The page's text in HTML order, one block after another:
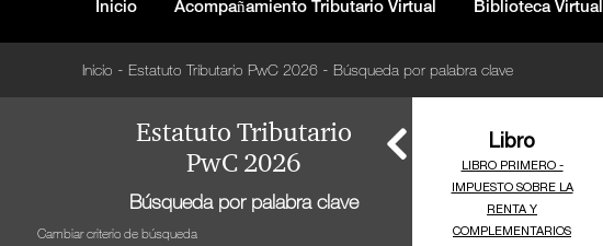
Inicio Acompañamiento Tributario Virtual Biblioteca Virtual
Inicio - Estatuto Tributario PwC 2026 - Búsqueda por palabra clave
Estatuto Tributario
PwC 2026
Búsqueda por palabra clave
Cambiar criterio de búsqueda
Artículo 336-1
Artículo 337 Ingresos de las rentas de pensiones.
Artículo 339 Renta líquida cedular de las rentas de